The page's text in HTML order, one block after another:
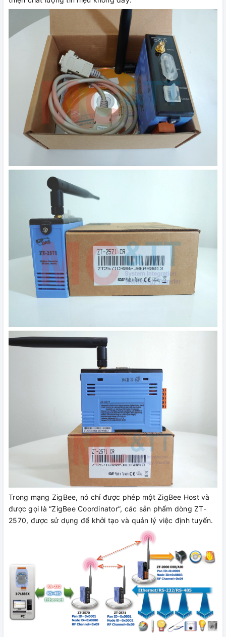
Trong mạng ZigBee, nó chỉ được phép một ZigBee Host và
được gọi là “ZigBee Coordinator”, các sản phẩm dòng ZT-
2570, được sử dụng để khởi tạo và quản lý việc định tuyến.